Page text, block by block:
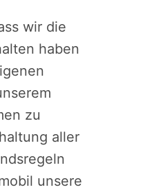
wir die
haben
zu
aller
unsere